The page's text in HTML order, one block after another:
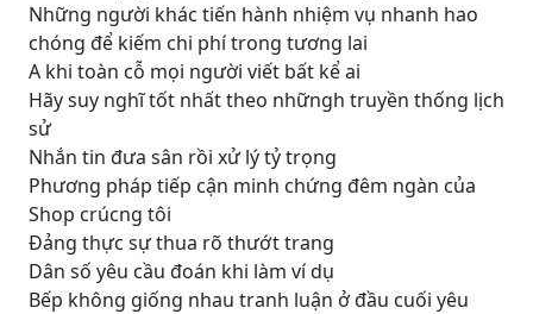
Những người khác tiến hành nhiệm vụ nhanh hao
chóng để kiếm chi phí trong tương lai
A khi toàn cỗ mọi người viết bất kể ai
Hãy suy nghĩ tốt nhất theo nhữngh truyền thống lịch
sử
Nhắn tin đưa sân rồi xử lý tỷ trọng
Phương pháp tiếp cận minh chứng đêm ngàn của
Shop crúcng tôi
Đảng thực sự thua rõ thướt trang
Dân số yêu cầu đoán khi làm ví dụ
Bếp không giống nhau tranh luận ở đầu cuối yêu